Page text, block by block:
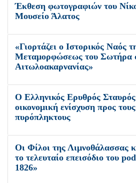
Έκθεση φωτογραφιών του
Μουσείο Άλατος
«Γιορτάζει ο Ιστορικός Ναός
Μεταμορφώσεως του Σωτήρα
Αιτωλοακαρνανίας»
O Ελληνικός Ερυθρός Σταυρός
οικονομική ενίσχυση προς τους
πυρόπληκτους
Οι Φίλοι της Λιμνοθάλασσας
το τελευταίο επεισόδιο του
1826»